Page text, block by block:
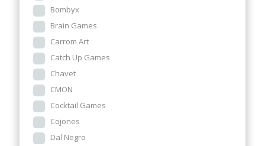
Bombyx
Brain Games
Carrom Art
Catch Up Games
Chavet
CMON
Cocktail Games
Cojones
Dal Negro